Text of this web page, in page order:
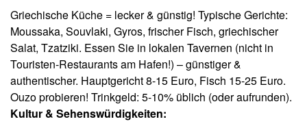
Griechische Küche = lecker & günstig! Typische Gerichte:
Moussaka, Souvlaki, Gyros, frischer Fisch, griechischer
Salat, Tzatziki. Essen Sie in lokalen Tavernen (nicht in
Touristen-Restaurants am Hafen!) – günstiger &
authentischer. Hauptgericht 8-15 Euro, Fisch 15-25 Euro.
Ouzo probieren! Trinkgeld: 5-10% üblich (oder aufrunden).
Kultur & Sehenswürdigkeiten: